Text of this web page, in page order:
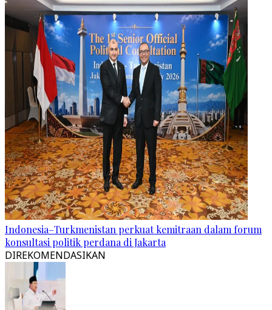
Indonesia–Turkmenistan perkuat kemitraan dalam forum
konsultasi politik perdana di Jakarta
DIREKOMENDASIKAN